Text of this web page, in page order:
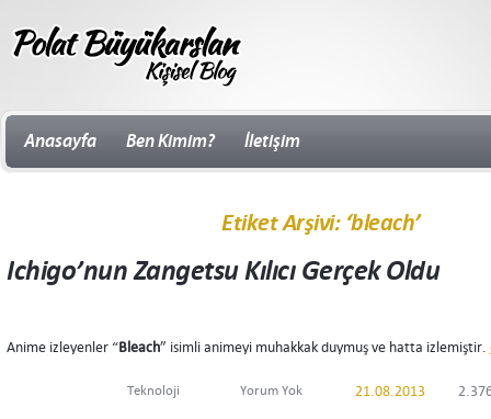
Anasayfa Ben Kimim? İletişim
Etiket Arşivi: ‘bleach’
Ichigo’nun Zangetsu Kılıcı Gerçek Oldu
Anime izleyenler “Bleach” isimli animeyi muhakkak duymuş ve hatta izlemiştir.
Teknoloji Yorum Yok 21.08.2013